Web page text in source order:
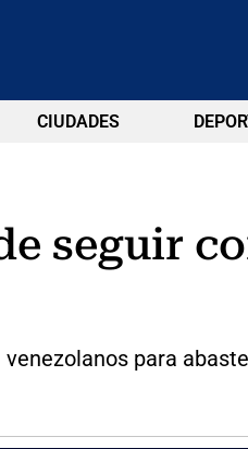
CIUDADES
seguir
para